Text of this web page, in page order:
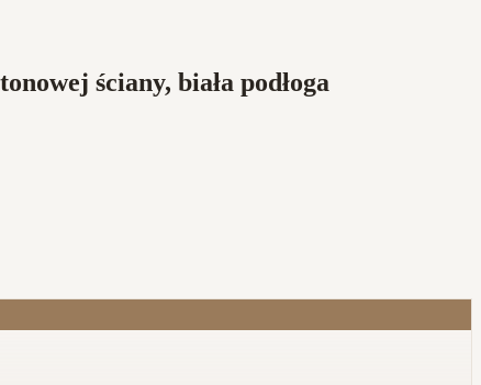
ściany, biała podłoga